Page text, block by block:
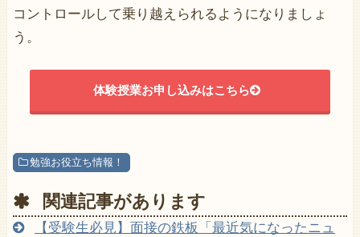
コントロールして乗り越えられるようになりましょ
う。
体験授業お申し込みはこちら
勉強お役立ち情報！
関連記事があります
【受験生必見】面接の鉄板「最近気になったニュ